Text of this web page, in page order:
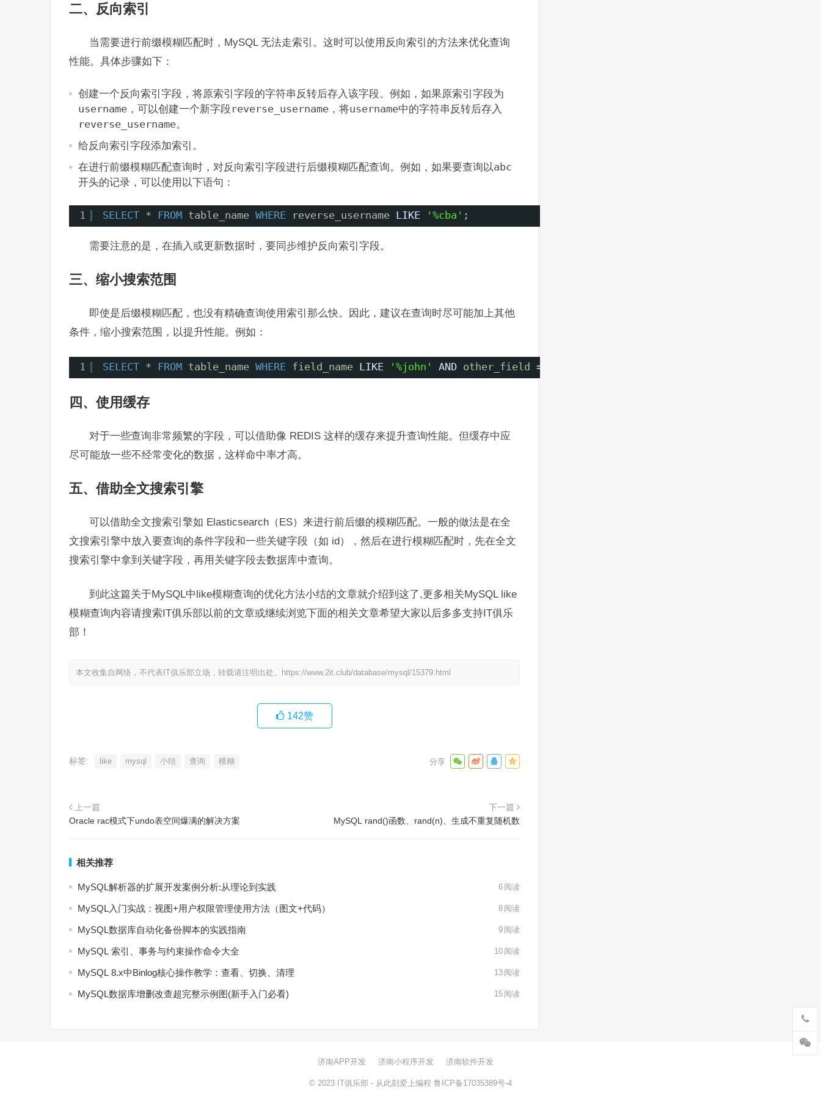
二、反向索引
当需要进行前缀模糊匹配时，MySQL 无法走索引。这时可以使用反向索引的方法来优化查询
性能。具体步骤如下：
创建一个反向索引字段，将原索引字段的字符串反转后存入该字段。例如，如果原索引字段为
username ，可以创建一个新字段reverse_username ，将username中的字符串反转后存入
reverse_username。
给反向索引字段添加索引。
在进行前缀模糊匹配查询时，对反向索引字段进行后缀模糊匹配查询。例如，如果要查询以abc
开头的记录，可以使用以下语句：
1 SELECT * FROM table_name WHERE reverse_username LIKE '%cba' ;
需要注意的是，在插入或更新数据时，要同步维护反向索引字段。
三、缩小搜索范围
即使是后缀模糊匹配，也没有精确查询使用索引那么快。因此，建议在查询时尽可能加上其他
条件，缩小搜索范围，以提升性能。例如：
1 SELECT * FROM table_name WHERE field_name LIKE '%john' AND other_field =
四、使用缓存
对于一些查询非常频繁的字段，可以借助像 REDIS 这样的缓存来提升查询性能。但缓存中应
尽可能放一些不经常变化的数据，这样命中率才高。
五、借助全文搜索引擎
可以借助全文搜索引擎如 Elasticsearch（ES）来进行前后缀的模糊匹配。一般的做法是在全
文搜索引擎中放入要查询的条件字段和一些关键字段（如 id），然后在进行模糊匹配时，先在全文
搜索引擎中拿到关键字段，再用关键字段去数据库中查询。
到此这篇关于MySQL中like模糊查询的优化方法小结的文章就介绍到这了,更多相关MySQL like
模糊查询内容请搜索IT俱乐部以前的文章或继续浏览下面的相关文章希望大家以后多多支持IT俱乐
部！
本文收集自网络，不代表IT俱乐部立场，转载请注明出处。 https://www.2it.club/database/mysql/15379.html
142赞
标签: like mysql 小结 查询 模糊
上一篇
Oracle rac模式下undo表空间爆满的解决方案
下一篇
MySQL rand()函数、rand(n)、生成不重复随机数
相关推荐
MySQL解析器的扩展开发案例分析:从理论到实践 6 阅读
MySQL入门实战：视图+用户权限管理使用方法（图文+代码） 8 阅读
MySQL数据库自动化备份脚本的实践指南 9 阅读
MySQL 索引、事务与约束操作命令大全 10 阅读
MySQL 8.x中Binlog核心操作教学：查看、切换、清理 13 阅读
MySQL数据库增删改查超完整示例图(新手入门必看) 15 阅读
济南APP开发 济南小程序开发 济南软件开发
© 2023 IT俱乐部 - 从此刻爱上编程 鲁ICP备17035389号-4